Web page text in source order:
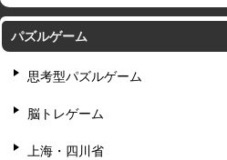
パズルゲーム
思考型パズルゲーム
脳トレゲーム
上海・四川省